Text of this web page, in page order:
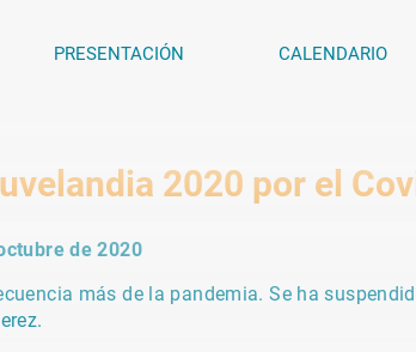
PRESENTACIÓN CALENDARIO
2020 por el
de 2020
más de la pandemia. Se ha